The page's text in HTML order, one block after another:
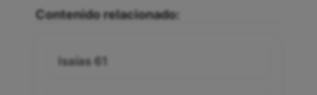
Contenido relacionado:
Isaías 61